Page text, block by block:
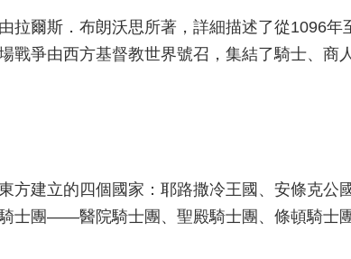
拉爾斯．布朗沃思所著，詳細描述了從1096
戰爭由西方基督教世界號召，集結了騎士、商
方建立的四個國家：耶路撒冷王國、安條克公
士團——醫院騎士團、聖殿騎士團、條頓騎士